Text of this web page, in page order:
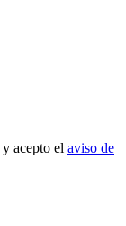
acepto el aviso de